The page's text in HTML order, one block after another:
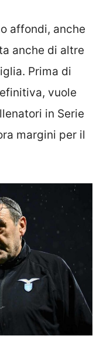
affondi, anche
anche di altre
Prima di
vuole
in Serie
margini per il